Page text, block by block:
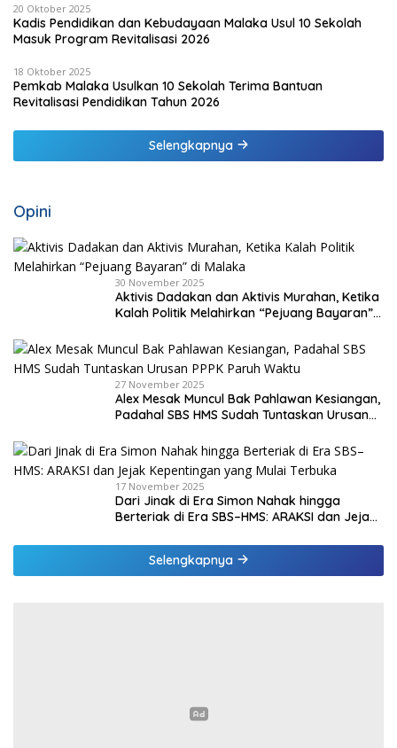
20 Oktober 2025
Kadis Pendidikan dan Kebudayaan Malaka Usul 10 Sekolah
Masuk Program Revitalisasi 2026
18 Oktober 2025
Pemkab Malaka Usulkan 10 Sekolah Terima Bantuan
Revitalisasi Pendidikan Tahun 2026
Selengkapnya
Opini
30 November 2025
Aktivis Dadakan dan Aktivis Murahan, Ketika
Kalah Politik Melahirkan “Pejuang Bayaran”
27 November 2025
Alex Mesak Muncul Bak Pahlawan Kesiangan,
Padahal SBS HMS Sudah Tuntaskan Urusan
17 November 2025
Dari Jinak di Era Simon Nahak hingga
Berteriak di Era SBS–HMS: ARAKSI dan Jejak
Selengkapnya